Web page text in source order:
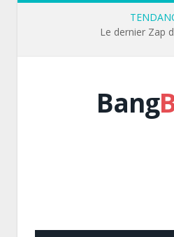
Le dernier Zap
Bang